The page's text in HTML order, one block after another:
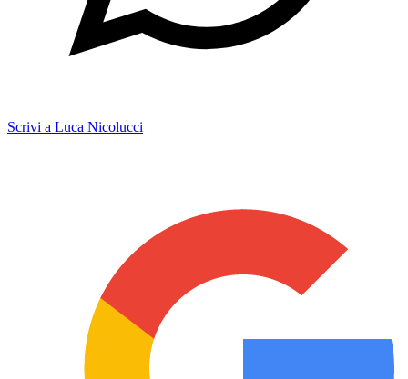
Scrivi a Luca Nicolucci